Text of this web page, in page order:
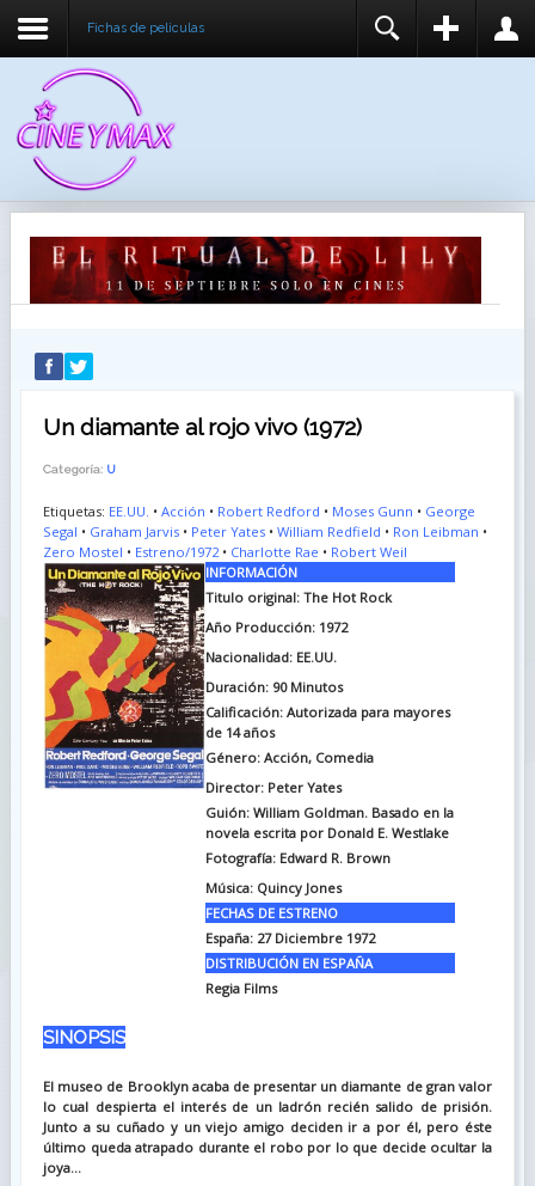
Fichas de peliculas
RECUÉRDEME
IDENTIFICARSE
REGISTER
Un diamante al rojo vivo (1972)
Categoría: U
Etiquetas: EE.UU. • Acción • Robert Redford • Moses Gunn • George
Segal • Graham Jarvis• Peter Yates• William Redfield • Ron Leibman •
Zero Mostel • Estreno/1972• Charlotte Rae • Robert Weil
INFORMACIÓN
Titulo original: The Hot Rock
Año Producción: 1972
Nacionalidad: EE.UU.
Duración: 90 Minutos
Calificación: Autorizada para mayores
de 14 años
Género: Acción, Comedia
Director: Peter Yates
Guión: William Goldman. Basado en la
novela escrita por Donald E. Westlake
Fotografía: Edward R. Brown
Música: Quincy Jones
FECHAS DE ESTRENO
España: 27 Diciembre 1972
DISTRIBUCIÓN EN ESPAÑA
Regia Films
SINOPSIS
El museo de Brooklyn acaba de presentar un diamante de gran valor
lo cual despierta el interés de un ladrón recién salido de prisión.
Junto a su cuñado y un viejo amigo deciden ir a por él, pero éste
último queda atrapado durante el robo por lo que decide ocultar la
joya...